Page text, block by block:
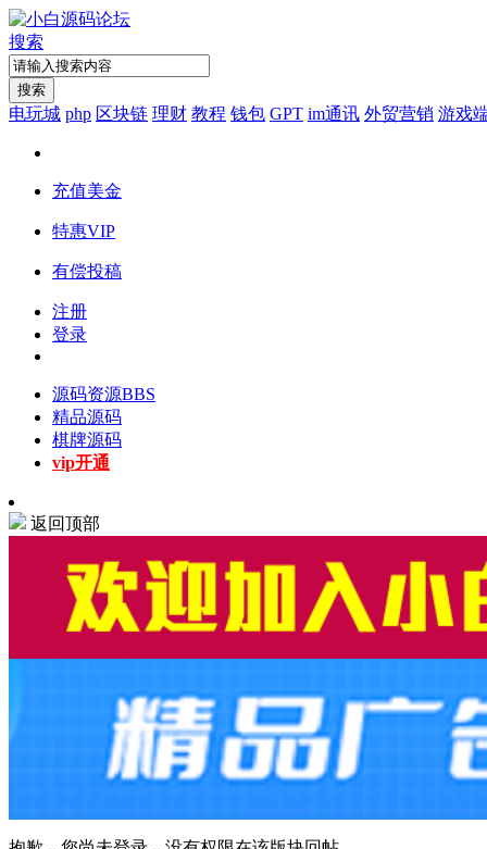
搜索
搜索
电玩城 php 区块链 理财 教程 钱包 GPT im通讯 外贸营销 游戏
充值美金
特惠VIP
有偿投稿
注册
登录
源码资源BBS
精品源码
棋牌源码
vip开通
返回顶部